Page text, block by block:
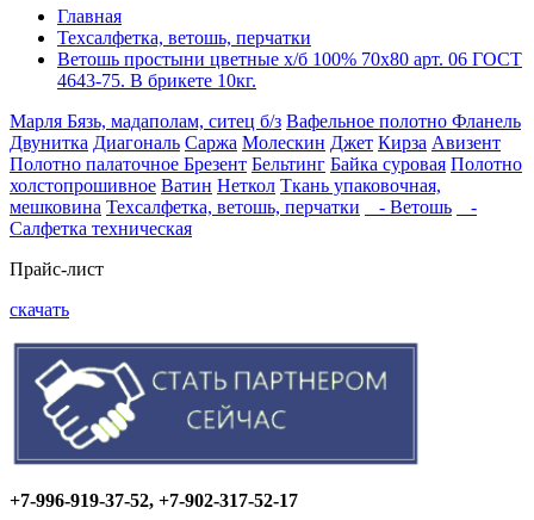
Главная
Техсалфетка, ветошь, перчатки
Ветошь простыни цветные х/б 100% 70х80 арт. 06 ГОСТ
4643-75. В брикете 10кг.
Марля Бязь, мадаполам, ситец б/з Вафельное полотно Фланель
Двунитка Диагональ Саржа Молескин Джет Кирза Авизент
Полотно палаточное Брезент Бельтинг Байка суровая Полотно
холстопрошивное Ватин Неткол Ткань упаковочная,
мешковина Техсалфетка, ветошь, перчатки - Ветошь
-
Салфетка техническая
Прайс-лист
скачать
+7-996-919-37-52, +7-902-317-52-17